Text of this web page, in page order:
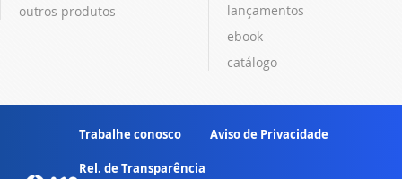
outros produtos
lançamentos
ebook
catálogo
Trabalhe conosco Aviso de Privacidade
Rel. de Transparência